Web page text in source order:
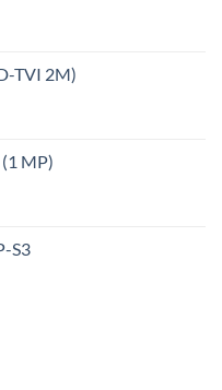
TVI 2M)
MP)
S3